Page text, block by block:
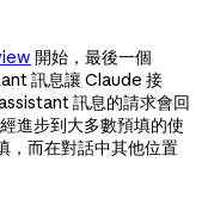
開始，最後一個
訊息讓 Claude 接
訊息的請求會回
進步到大多數預填的使
，而在對話中其他位置